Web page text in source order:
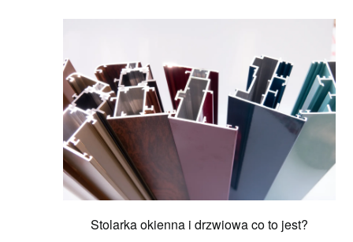
Stolarka okienna i drzwiowa co to jest?